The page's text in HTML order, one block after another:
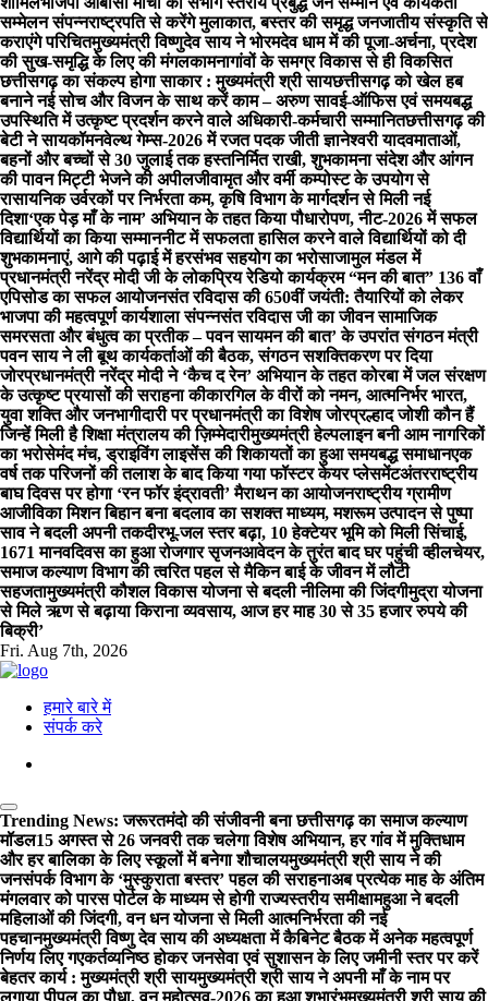
सम्मेलन संपन्नराष्ट्रपति से करेंगे मुलाकात, बस्तर की समृद्ध जनजातीय संस्कृति से
कराएंगे परिचितमुख्यमंत्री विष्णुदेव साय ने भोरमदेव धाम में की पूजा-अर्चना, प्रदेश
की सुख-समृद्धि के लिए की मंगलकामनागांवों के समग्र विकास से ही विकसित
छत्तीसगढ़ का संकल्प होगा साकार : मुख्यमंत्री श्री सायछत्तीसगढ़ को खेल हब
बनाने नई सोच और विजन के साथ करें काम – अरुण सावई-ऑफिस एवं समयबद्ध
उपस्थिति में उत्कृष्ट प्रदर्शन करने वाले अधिकारी-कर्मचारी सम्मानितछत्तीसगढ़ की
बेटी ने सायकॉमनवेल्थ गेम्स-2026 में रजत पदक जीती ज्ञानेश्वरी यादवमाताओं,
बहनों और बच्चों से 30 जुलाई तक हस्तनिर्मित राखी, शुभकामना संदेश और आंगन
की पावन मिट्टी भेजने की अपीलजीवामृत और वर्मी कम्पोस्ट के उपयोग से
रासायनिक उर्वरकों पर निर्भरता कम, कृषि विभाग के मार्गदर्शन से मिली नई
दिशा‘एक पेड़ माँ के नाम’ अभियान के तहत किया पौधारोपण, नीट-2026 में सफल
विद्यार्थियों का किया सम्माननीट में सफलता हासिल करने वाले विद्यार्थियों को दी
शुभकामनाएं, आगे की पढ़ाई में हरसंभव सहयोग का भरोसाजामुल मंडल में
प्रधानमंत्री नरेंद्र मोदी जी के लोकप्रिय रेडियो कार्यक्रम “मन की बात” 136 वाँ
एपिसोड का सफल आयोजनसंत रविदास की 650वीं जयंती: तैयारियों को लेकर
भाजपा की महत्वपूर्ण कार्यशाला संपन्नसंत रविदास जी का जीवन सामाजिक
समरसता और बंधुत्व का प्रतीक – पवन सायमन की बात’ के उपरांत संगठन मंत्री
पवन साय ने ली बूथ कार्यकर्ताओं की बैठक, संगठन सशक्तिकरण पर दिया
जोरप्रधानमंत्री नरेंद्र मोदी ने ‘कैच द रेन’ अभियान के तहत कोरबा में जल संरक्षण
के उत्कृष्ट प्रयासों की सराहना कीकारगिल के वीरों को नमन, आत्मनिर्भर भारत,
युवा शक्ति और जनभागीदारी पर प्रधानमंत्री का विशेष जोरप्रल्हाद जोशी कौन हैं
जिन्हें मिली है शिक्षा मंत्रालय की ज़िम्मेदारीमुख्यमंत्री हेल्पलाइन बनी आम नागरिकों
का भरोसेमंद मंच, ड्राइविंग लाइसेंस की शिकायतों का हुआ समयबद्ध समाधानएक
वर्ष तक परिजनों की तलाश के बाद किया गया फॉस्टर केयर प्लेसमेंटअंतरराष्ट्रीय
बाघ दिवस पर होगा ‘रन फॉर इंद्रावती’ मैराथन का आयोजनराष्ट्रीय ग्रामीण
आजीविका मिशन बिहान बना बदलाव का सशक्त माध्यम, मशरूम उत्पादन से पुष्पा
साव ने बदली अपनी तकदीरभू-जल स्तर बढ़ा, 10 हेक्टेयर भूमि को मिली सिंचाई,
1671 मानवदिवस का हुआ रोजगार सृजनआवेदन के तुरंत बाद घर पहुंची व्हीलचेयर,
समाज कल्याण विभाग की त्वरित पहल से मैकिन बाई के जीवन में लौटी
सहजतामुख्यमंत्री कौशल विकास योजना से बदली नीलिमा की जिंदगीमुद्रा योजना
से मिले ऋण से बढ़ाया किराना व्यवसाय, आज हर माह 30 से 35 हजार रुपये की
बिक्री’
Fri. Aug 7th, 2026
हमारे बारे में
संपर्क करे
Trending News: जरूरतमंदो की संजीवनी बना छत्तीसगढ़ का समाज कल्याण
मॉडल15 अगस्त से 26 जनवरी तक चलेगा विशेष अभियान, हर गांव में मुक्तिधाम
और हर बालिका के लिए स्कूलों में बनेगा शौचालयमुख्यमंत्री श्री साय ने की
जनसंपर्क विभाग के ‘मुस्कुराता बस्तर’ पहल की सराहनाअब प्रत्येक माह के अंतिम
मंगलवार को पारस पोर्टल के माध्यम से होगी राज्यस्तरीय समीक्षामहुआ ने बदली
महिलाओं की जिंदगी, वन धन योजना से मिली आत्मनिर्भरता की नई
पहचानमुख्यमंत्री विष्णु देव साय की अध्यक्षता में कैबिनेट बैठक में अनेक महत्वपूर्ण
निर्णय लिए गएकर्तव्यनिष्ठ होकर जनसेवा एवं सुशासन के लिए जमीनी स्तर पर करें
बेहतर कार्य : मुख्यमंत्री श्री सायमुख्यमंत्री श्री साय ने अपनी माँ के नाम पर
लगाया पीपल का पौधा, वन महोत्सव-2026 का हुआ शुभारंभमुख्यमंत्री श्री साय की